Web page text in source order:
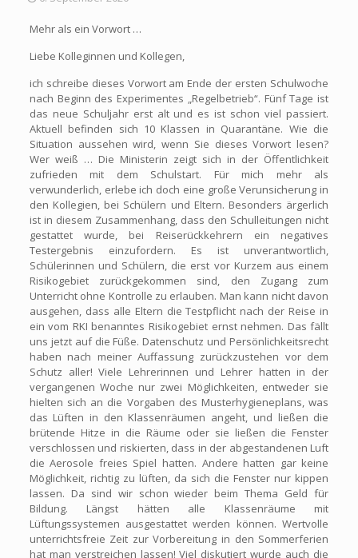
Mehr als ein Vorwort …
Liebe Kolleginnen und Kollegen,
ich schreibe dieses Vorwort am Ende der ersten Schulwoche
nach Beginn des Experimentes „Regelbetrieb“. Fünf Tage ist
das neue Schuljahr erst alt und es ist schon viel passiert.
Aktuell befinden sich 10 Klassen in Quarantäne. Wie die
Situation aussehen wird, wenn Sie dieses Vorwort lesen?
Wer weiß … Die Ministerin zeigt sich in der Öffentlichkeit
zufrieden mit dem Schulstart. Für mich mehr als
verwunderlich, erlebe ich doch eine große Verunsicherung in
den Kollegien, bei Schülern und Eltern. Besonders ärgerlich
ist in diesem Zusammenhang, dass den Schulleitungen nicht
gestattet wurde, bei Reiserückkehrern ein negatives
Testergebnis einzufordern. Es ist unverantwortlich,
Schülerinnen und Schülern, die erst vor Kurzem aus einem
Risikogebiet zurückgekommen sind, den Zugang zum
Unterricht ohne Kontrolle zu erlauben. Man kann nicht davon
ausgehen, dass alle Eltern die Testpflicht nach der Reise in
ein vom RKI benanntes Risikogebiet ernst nehmen. Das fällt
uns jetzt auf die Füße. Datenschutz und Persönlichkeitsrecht
haben nach meiner Auffassung zurückzustehen vor dem
Schutz aller! Viele Lehrerinnen und Lehrer hatten in der
vergangenen Woche nur zwei Möglichkeiten, entweder sie
hielten sich an die Vorgaben des Musterhygieneplans, was
das Lüften in den Klassenräumen angeht, und ließen die
brütende Hitze in die Räume oder sie ließen die Fenster
verschlossen und riskierten, dass in der abgestandenen Luft
die Aerosole freies Spiel hatten. Andere hatten gar keine
Möglichkeit, richtig zu lüften, da sich die Fenster nur kippen
lassen. Da sind wir schon wieder beim Thema Geld für
Bildung. Längst hätten alle Klassenräume mit
Lüftungssystemen ausgestattet werden können. Wertvolle
unterrichtsfreie Zeit zur Vorbereitung in den Sommerferien
hat man verstreichen lassen! Viel diskutiert wurde auch die